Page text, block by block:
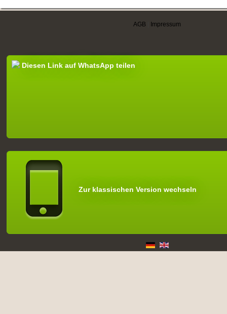
AGB Impressum
Diesen Link auf WhatsApp teilen
Zur klassischen Version wechseln